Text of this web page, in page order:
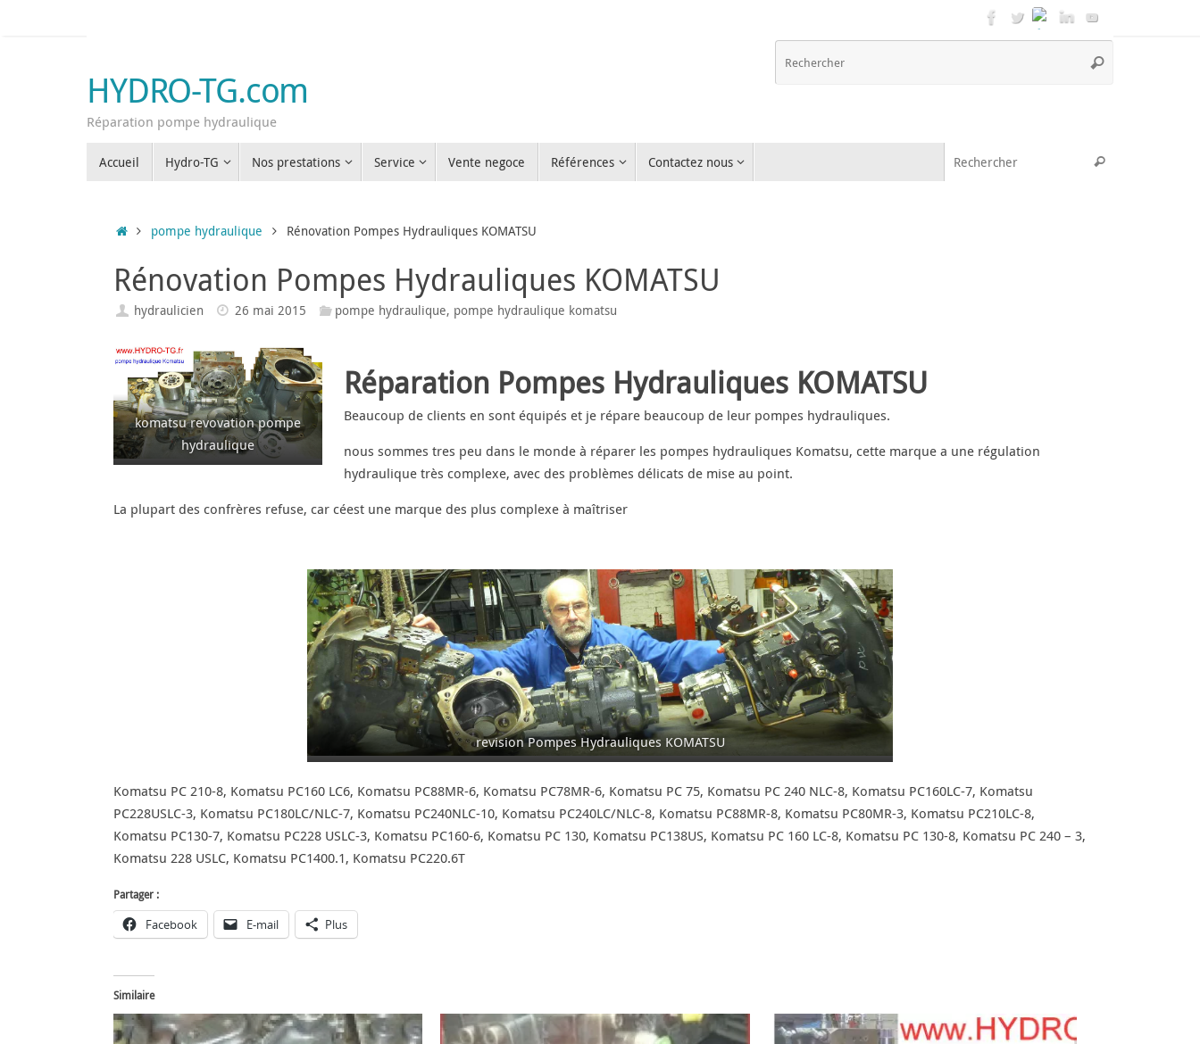
HYDRO-TG.com
Réparation pompe hydraulique
Rechercher
Accueil Hydro-TG Nos prestations Service Vente negoce Références Contactez nous Rechercher
Accueilpompe hydraulique Rénovation Pompes Hydrauliques KOMATSU
Rénovation Pompes Hydrauliques KOMATSU
hydraulicien 26 mai 2015 pompe hydraulique, pompe hydraulique komatsu
komatsu revovation pompe
hydraulique
Réparation Pompes Hydrauliques KOMATSU
Beaucoup de clients en sont équipés et je répare beaucoup de leur pompes hydrauliques.
nous sommes tres peu dans le monde à réparer les pompes hydrauliques Komatsu, cette marque a une régulation
hydraulique très complexe, avec des problèmes délicats de mise au point.
La plupart des confrères refuse, car céest une marque des plus complexe à maîtriser
revision Pompes Hydrauliques KOMATSU
Komatsu PC 210-8, Komatsu PC160 LC6, Komatsu PC88MR-6, Komatsu PC78MR-6, Komatsu PC 75, Komatsu PC 240 NLC-8, Komatsu PC160LC-7, Komatsu
PC228USLC-3, Komatsu PC180LC/NLC-7, Komatsu PC240NLC-10, Komatsu PC240LC/NLC-8, Komatsu PC88MR-8, Komatsu PC80MR-3, Komatsu PC210LC-8,
Komatsu PC130-7, Komatsu PC228 USLC-3, Komatsu PC160-6, Komatsu PC 130, Komatsu PC138US, Komatsu PC 160 LC-8, Komatsu PC 130-8, Komatsu PC 240 – 3,
Komatsu 228 USLC, Komatsu PC1400.1, Komatsu PC220.6T
Partager :
Facebook E-mail Plus
Similaire